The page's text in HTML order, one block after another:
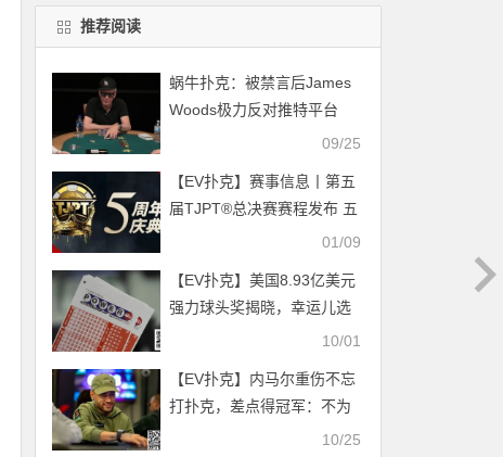
推荐阅读
蜗牛扑克：被禁言后James
Woods极力反对推特平台
09/25
【EV扑克】赛事信息丨第五
届TJPT®总决赛赛程发布 五
01/09
【EV扑克】美国8.93亿美元
强力球头奖揭晓，幸运儿选
择一次性领取却让奖金“砍10/01
【EV扑克】内马尔重伤不忘
打扑克，差点得冠军：不为
10/25